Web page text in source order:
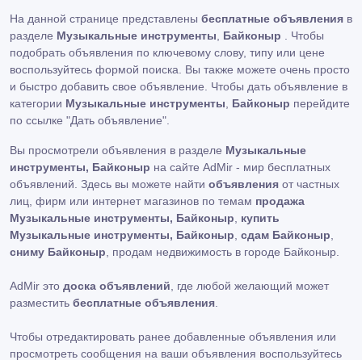
На данной странице представлены бесплатные объявления в
разделе Музыкальные инструменты Байконыр . Чтобы
подобрать объявления по ключевому слову, типу или цене
воспользуйтесь формой поиска. Вы также можете очень просто
и быстро добавить свое объявление. Чтобы дать объявление в
категории Музыкальные инструменты Байконыр перейдите
по ссылке "Дать объявление"
Вы просмотрели объявления в разделе Музыкальные
инструменты, Байконыр на сайте AdMir - мир бесплатных
объявлений. Здесь вы можете найти объявления от частных
лиц, фирм или интернет магазинов по темам продажа
Музыкальные инструменты, Байконыр
купить
Музыкальные инструменты, Байконыр сдам Байконыр
сниму Байконыр , продам недвижимость в городе Байконыр.
AdMir это доска объявлений , где любой желающий может
разместить бесплатные объявления
Чтобы отредактировать ранее добавленные объявления или
просмотреть сообщения на ваши объявления воспользуйтесь